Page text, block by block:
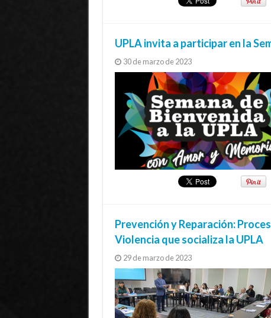
UPLA invita a participar en la
30 de marzo de 2023
Prevención y Reparación:
Violencia que socializa la UPLA
29 de marzo de 2023